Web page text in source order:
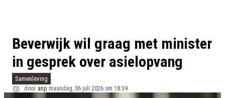
Beverwijk wil graag met minister
in gesprek over asielopvang
Samenleving
door anp maandag, 06 juli 2026 om 18:39